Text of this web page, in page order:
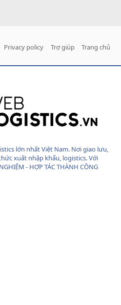
Privacy policy Trợ giúp Trang chủ
lớn nhất Việt Nam. Nơi giao lưu,
xuất nhập khẩu, logistics. Với
- HỢP TÁC THÀNH CÔNG